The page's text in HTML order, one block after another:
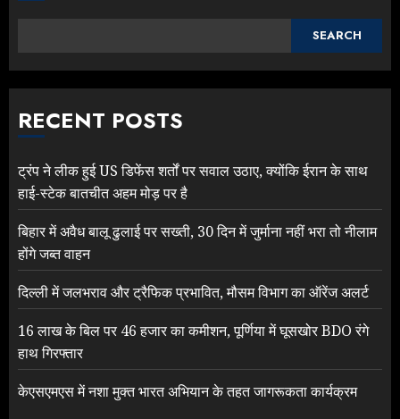
SEARCH
RECENT POSTS
ट्रंप ने लीक हुई US डिफेंस शर्तों पर सवाल उठाए, क्योंकि ईरान के साथ
हाई-स्टेक बातचीत अहम मोड़ पर है
बिहार में अवैध बालू ढुलाई पर सख्ती, 30 दिन में जुर्माना नहीं भरा तो नीलाम
होंगे जब्त वाहन
दिल्ली में जलभराव और ट्रैफिक प्रभावित, मौसम विभाग का ऑरेंज अलर्ट
16 लाख के बिल पर 46 हजार का कमीशन, पूर्णिया में घूसखोर BDO रंगे
हाथ गिरफ्तार
केएसएमएस में नशा मुक्त भारत अभियान के तहत जागरूकता कार्यक्रम